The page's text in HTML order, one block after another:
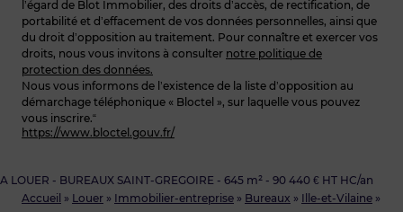
Accueil » Louer » Immobilier-entreprise » Bureaux » Ille-et-Vilaine »
A LOUER - BUREAUX SAINT-GREGOIRE - 645 m² - 90 440 € HT HC/an
l’égard de Blot Immobilier, des droits d’accès, de rectification, de
portabilité et d’effacement de vos données personnelles, ainsi que
du droit d’opposition au traitement. Pour connaître et exercer vos
droits, nous vous invitons à consulter notre politique de
protection des données.
Nous vous informons de l’existence de la liste d’opposition au
démarchage téléphonique « Bloctel », sur laquelle vous pouvez
vous inscrire.“
https://www.bloctel.gouv.fr/